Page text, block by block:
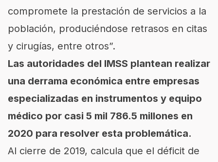
compromete la prestación de servicios a la
población, produciéndose retrasos en citas
y cirugías, entre otros”.
Las autoridades del IMSS plantean realizar
una derrama económica entre empresas
especializadas en instrumentos y equipo
médico por casi 5 mil 786.5 millones en
2020 para resolver esta problemática.
Al cierre de 2019, calcula que el déficit de